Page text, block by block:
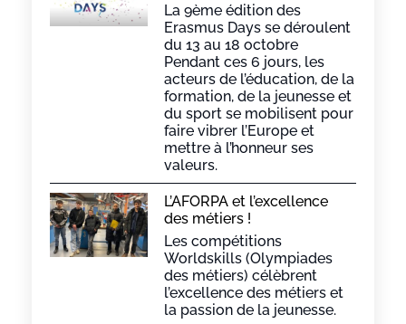
La 9ème édition des
Erasmus Days se déroulent
du 13 au 18 octobre
Pendant ces 6 jours, les
acteurs de l’éducation, de la
formation, de la jeunesse et
du sport se mobilisent pour
faire vibrer l’Europe et
mettre à l’honneur ses
valeurs.
L’AFORPA et l’excellence
des métiers !
Les compétitions
Worldskills (Olympiades
des métiers) célèbrent
l’excellence des métiers et
la passion de la jeunesse.